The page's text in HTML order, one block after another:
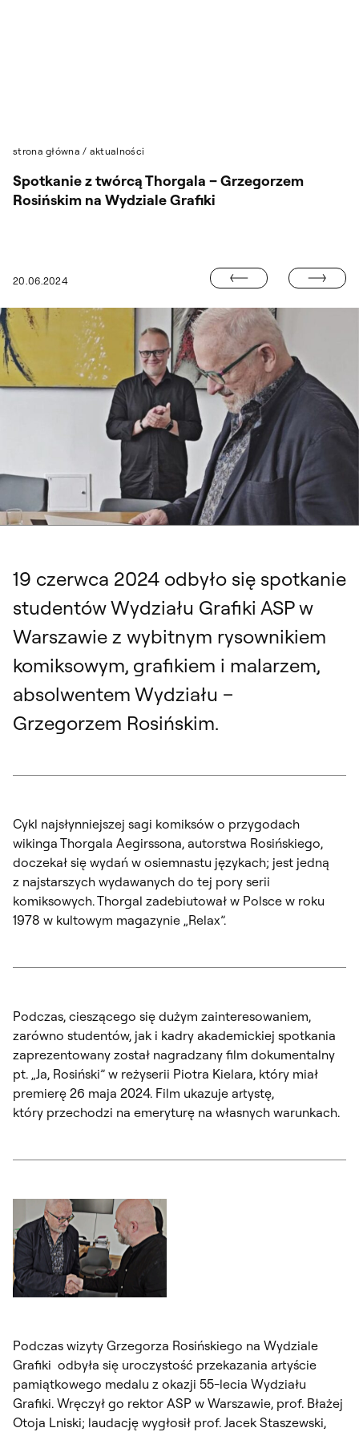
strona główna / aktualności
20.06.2024
Spotkanie z twórcą Thorgala – Grzegorzem
Rosińskim na Wydziale Grafiki
DYPLOMY NA MALARSTWIE 2024
OTWARTY
19 czerwca 2024 odbyło się spotkanie
studentów Wydziału Grafiki ASP w
Warszawie z wybitnym rysownikiem
komiksowym, grafikiem i malarzem,
absolwentem Wydziału –
Grzegorzem Rosińskim.
Cykl najsłynniejszej sagi komiksów o przygodach
wikinga Thorgala Aegirssona, autorstwa Rosińskiego,
doczekał się wydań w osiemnastu językach; jest jedną
z najstarszych wydawanych do tej pory serii
komiksowych. Thorgal zadebiutował w Polsce w roku
1978 w kultowym magazynie „Relax”.
Podczas, cieszącego się dużym zainteresowaniem,
zarówno studentów, jak i kadry akademickiej spotkania
zaprezentowany został nagradzany film dokumentalny
pt. „Ja, Rosiński” w reżyserii Piotra Kielara, który miał
premierę 26 maja 2024. Film ukazuje artystę,
który przechodzi na emeryturę na własnych warunkach.
Podczas wizyty Grzegorza Rosińskiego na Wydziale
Grafiki odbyła się uroczystość przekazania artyście
pamiątkowego medalu z okazji 55-lecia Wydziału
Grafiki. Wręczył go rektor ASP w Warszawie, prof. Błażej
Otoja Lniski; laudację wygłosił prof. Jacek Staszewski,